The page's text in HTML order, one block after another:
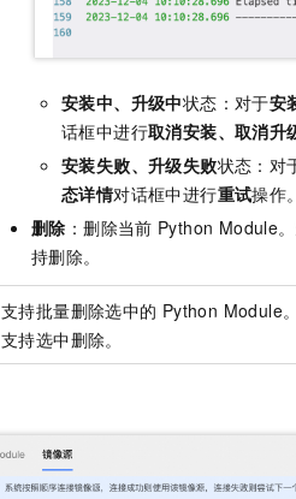
安装中、升级中状态：对于安
话框中进行取消安装、取消升
安装失败、升级失败状态：对
态详情对话框中进行重试操作。
删除 ：删除当前 Python Module。
持删除。
支持批量删除选中的 Python Module
支持选中删除。